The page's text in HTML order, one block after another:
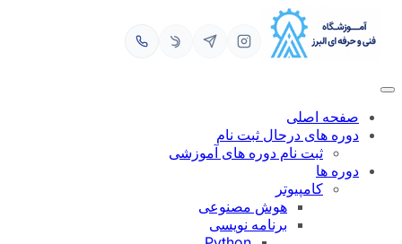
محتوا
صفحه اصلی
دوره های درحال ثبت نام
ثبت نام دوره های آموزشی
دوره ها
کامپیوتر
هوش مصنوعی
برنامه نویسی